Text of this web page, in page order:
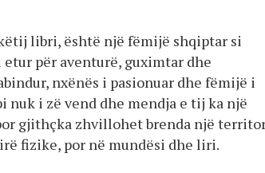
libri, është një fëmijë shqiptar si
për aventurë, guximtar dhe
nxënës i pasionuar dhe fëmijë i
nuk i zë vend dhe mendja e tij ka një
gjithçka zhvillohet brenda një
fizike, por në mundësi dhe liri.